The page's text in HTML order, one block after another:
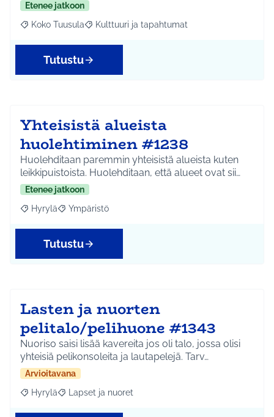
Etenee jatkoon
Rajaa tulokset aihepiirin mukaan: Koko Tuusula
Koko Tuusula Rajaa tulokset teeman mukaan: Kulttuuri ja
Kulttuuri ja tapahtumat
Tutustu
Yhteisistä alueista
huolehtiminen #1238
Huolehditaan paremmin yhteisistä alueista kuten
leikkipuistoista. Huolehditaan, että alueet ovat sii…
Etenee jatkoon
Rajaa tulokset aihepiirin mukaan: Hyrylä
Hyrylä Rajaa tulokset teeman mukaan: Ympäristö
Ympäristö
Tutustu
Lasten ja nuorten
pelitalo/pelihuone #1343
Nuoriso saisi lisää kavereita jos oli talo, jossa olisi
yhteisiä pelikonsoleita ja lautapelejä. Tarv…
Arvioitavana
Rajaa tulokset aihepiirin mukaan: Hyrylä
Hyrylä Rajaa tulokset teeman mukaan: Lapset ja nuoret
Lapset ja nuoret